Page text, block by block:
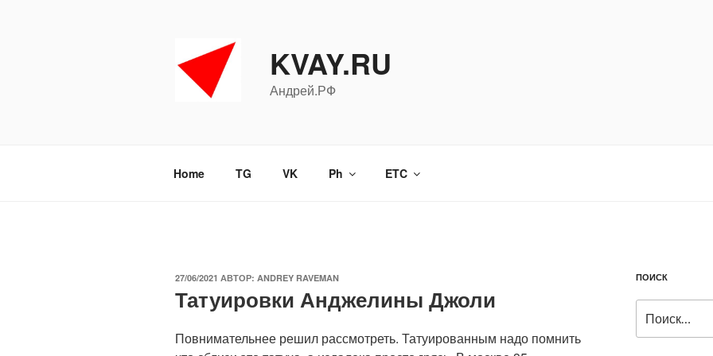
KVAY.RU
Андрей.РФ
Home TG VK Ph ETC
ОПУБЛИКОВАНО
27/06/2021 АВТОР: ANDREY RAVEMAN
Татуировки Анджелины Джоли
Повнимательнее решил рассмотреть. Татуированным надо помнить
ПОИСК